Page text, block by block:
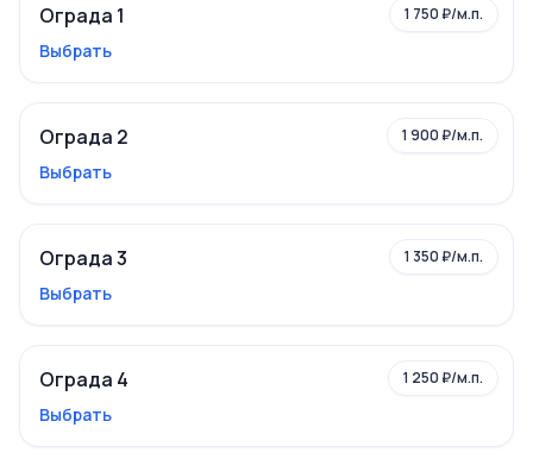
1 750 ₽/м.п.
Ограда 1
Выбрать
1 900 ₽/м.п.
Ограда 2
Выбрать
1 350 ₽/м.п.
Ограда 3
Выбрать
1 250 ₽/м.п.
Ограда 4
Выбрать